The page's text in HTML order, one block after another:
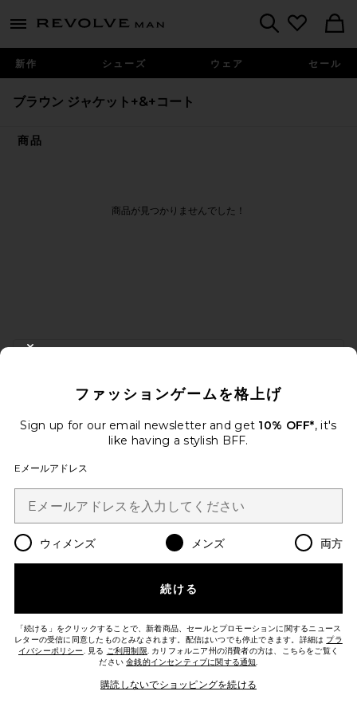
menu - shows more content
Revolve
新作 シューズ ウェア セール
ブラウン ジャケット+&+コート
商品
商品が見つかりませんでした！
FOOTER
メールを送信することにより、当社のニュースレターに登録。いつで
Email Address
Change Country Regions
ja USD
本日のお買い物に関する簡単なアンケートを実施しておりますLet's Go!
カスタマーサービス
ファッションゲームを格上げ
Sign up for our email newsletter and get 10% OFF*, it's
like having a stylish BFF.
Eメールアドレス
ウィメンズ メンズ 両方
続ける
「続ける」をクリックすることで、新着商品、セールとプロモーションに関するニュース
レターの受信に同意したものとみなされます。配信はいつでも停止できます。詳細は プラ
イバシーポリシー. 見る ご利用制限. カリフォルニア州の消費者の方は、こちらをご覧く
ださい金銭的インセンティブに関する通知.
購読しないでショッピングを続ける